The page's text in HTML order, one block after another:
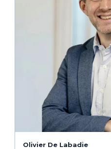
Olivier De Labadie